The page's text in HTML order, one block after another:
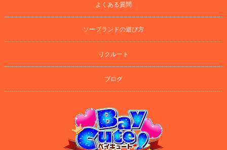
よくある質問
ソープランドの遊び方
リクルート
ブログ